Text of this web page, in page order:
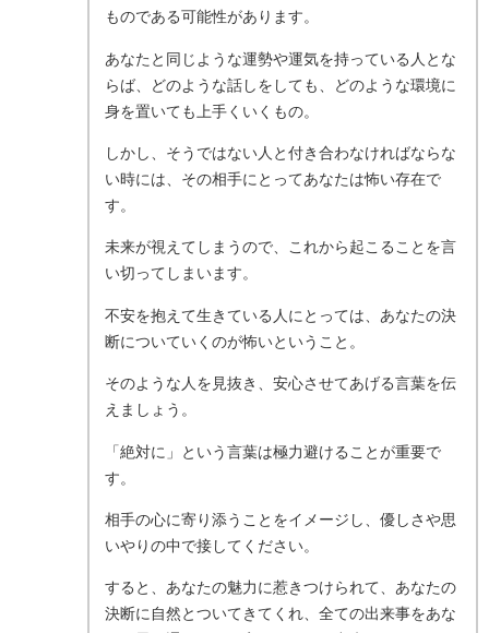
ものである可能性があります。
あなたと同じような運勢や運気を持っている人とな
らば、どのような話しをしても、どのような環境に
身を置いても上手くいくもの。
しかし、そうではない人と付き合わなければならな
い時には、その相手にとってあなたは怖い存在で
す。
未来が視えてしまうので、これから起こることを言
い切ってしまいます。
不安を抱えて生きている人にとっては、あなたの決
断についていくのが怖いということ。
そのような人を見抜き、安心させてあげる言葉を伝
えましょう。
「絶対に」という言葉は極力避けることが重要で
す。
相手の心に寄り添うことをイメージし、優しさや思
いやりの中で接してください。
すると、あなたの魅力に惹きつけられて、あなたの
決断に自然とついてきてくれ、全ての出来事をあな